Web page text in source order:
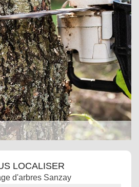
LOCALISER
d'arbres Sanzay